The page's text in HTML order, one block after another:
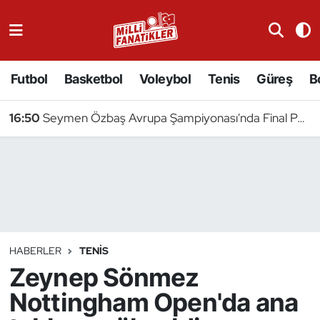
Futbol Basketbol Voleybol Tenis Güreş
16:50 Seymen Özbaş Avrupa Şampiyonası'nda Final Peşinde
HABERLER TENIS
Zeynep Sönmez
Nottingham Open'da ana
Badminton
Binicilik
Bisiklet